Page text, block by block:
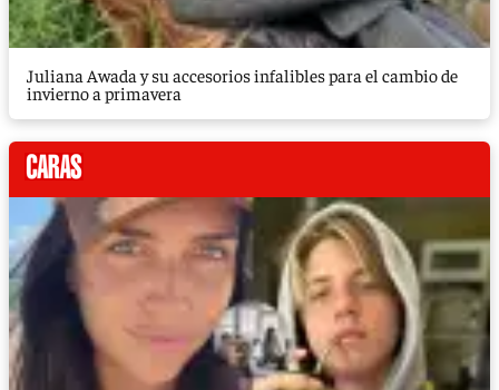
Juliana Awada y su accesorios infalibles para el cambio de
invierno a primavera